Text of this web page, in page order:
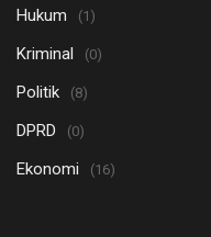
Hukum (1)
Kriminal (0)
Politik (8)
DPRD (0)
Ekonomi (16)